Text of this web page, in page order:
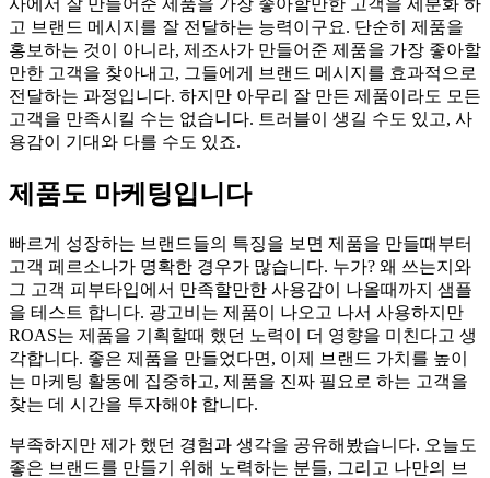
사에서 잘 만들어준 제품을 가장 좋아할만한 고객을 세분화 하
고 브랜드 메시지를 잘 전달하는 능력이구요. 단순히 제품을
홍보하는 것이 아니라, 제조사가 만들어준 제품을 가장 좋아할
만한 고객을 찾아내고, 그들에게 브랜드 메시지를 효과적으로
전달하는 과정입니다. 하지만 아무리 잘 만든 제품이라도 모든
고객을 만족시킬 수는 없습니다. 트러블이 생길 수도 있고, 사
용감이 기대와 다를 수도 있죠.
제품도 마케팅입니다
빠르게 성장하는 브랜드들의 특징을 보면 제품을 만들때부터
고객 페르소나가 명확한 경우가 많습니다. 누가? 왜 쓰는지와
그 고객 피부타입에서 만족할만한 사용감이 나올때까지 샘플
을 테스트 합니다. 광고비는 제품이 나오고 나서 사용하지만
ROAS는 제품을 기획할때 했던 노력이 더 영향을 미친다고 생
각합니다. 좋은 제품을 만들었다면, 이제 브랜드 가치를 높이
는 마케팅 활동에 집중하고, 제품을 진짜 필요로 하는 고객을
찾는 데 시간을 투자해야 합니다.
부족하지만 제가 했던 경험과 생각을 공유해봤습니다. 오늘도
좋은 브랜드를 만들기 위해 노력하는 분들, 그리고 나만의 브